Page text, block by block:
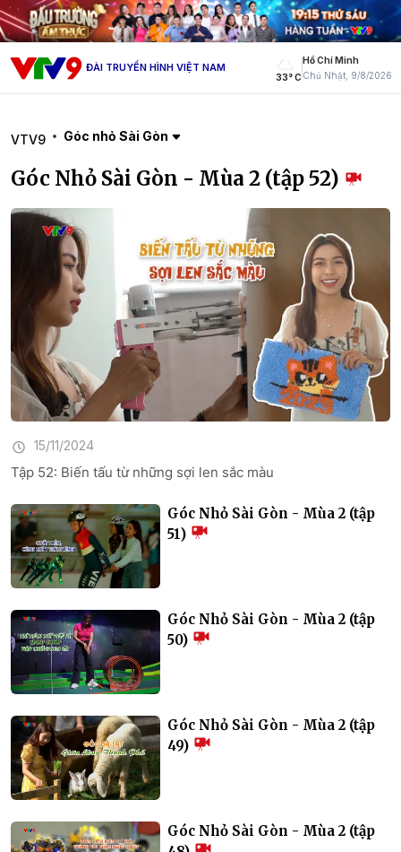
ĐÀI TRUYỀN HÌNH VIỆT NAM
33° C
Hồ Chí Minh
Chủ Nhật, 9/8/2026
VTV9 Góc nhỏ Sài Gòn
Góc Nhỏ Sài Gòn - Mùa 2 (tập 52)
15/11/2024
Tập 52: Biến tấu từ những sợi len sắc màu
Góc Nhỏ Sài Gòn - Mùa 2 (tập
51)
Góc Nhỏ Sài Gòn - Mùa 2 (tập
50)
Góc Nhỏ Sài Gòn - Mùa 2 (tập
49)
Góc Nhỏ Sài Gòn - Mùa 2 (tập